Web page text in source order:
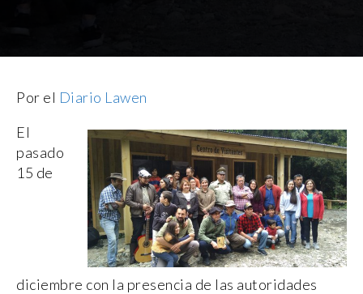
Por el Diario Lawen
El
pasado
15 de
diciembre con la presencia de las autoridades